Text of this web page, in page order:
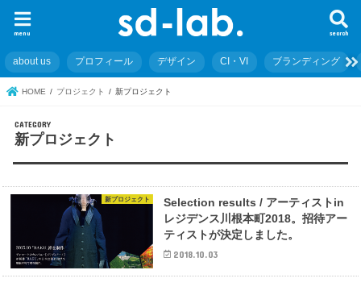
search
menu
about us プロフィール デザイン CI・VI ブランディング
HOME プロジェクト 新プロジェクト
新プロジェクト
新プロジェクト
Selection results / アーティストin
レジデンス川根本町2018。招待アー
ティストが決定しました。
2018.10.03